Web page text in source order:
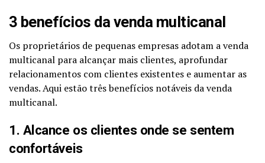
3 benefícios da venda multicanal
Os proprietários de pequenas empresas adotam a venda
multicanal para alcançar mais clientes, aprofundar
relacionamentos com clientes existentes e aumentar as
vendas. Aqui estão três benefícios notáveis da venda
multicanal.
1. Alcance os clientes onde se sentem
confortáveis